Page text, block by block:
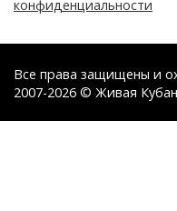
конфиденциальности
Все права защищены и
2007-2026 © Живая